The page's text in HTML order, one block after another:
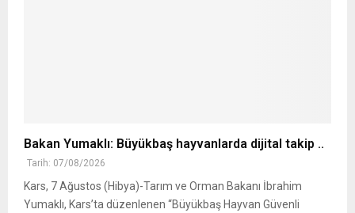
Bakan Yumaklı: Büyükbaş hayvanlarda dijital takip ..
Tarih: 07/08/2026
Kars, 7 Ağustos (Hibya)-Tarım ve Orman Bakanı İbrahim
Yumaklı, Kars’ta düzenlenen “Büyükbaş Hayvan Güvenli